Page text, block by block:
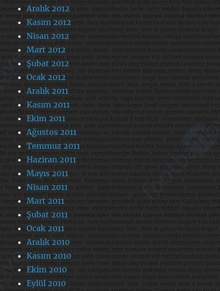
Aralık 2012
Kasım 2012
Nisan 2012
Mart 2012
Şubat 2012
Ocak 2012
Aralık 2011
Kasım 2011
Ekim 2011
Ağustos 2011
Temmuz 2011
Haziran 2011
Mayıs 2011
Nisan 2011
Mart 2011
Şubat 2011
Ocak 2011
Aralık 2010
Kasım 2010
Ekim 2010
Eylül 2010